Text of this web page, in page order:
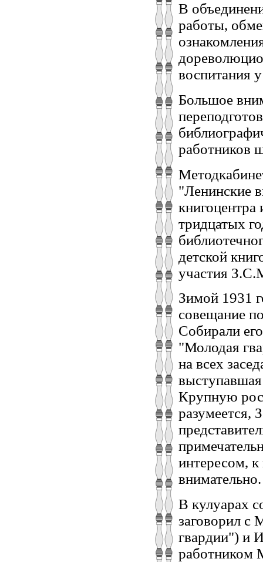
В
работы,
воспитания
Большое
работников
"Ленинские
тридцатых
детской
участия
Зимой 1931
совещание
Собирали
"Молодая
на всех
Крупную
разумеется,
интересом,
внимательно.
В кулуарах
заговорил
гвардии") и
работником